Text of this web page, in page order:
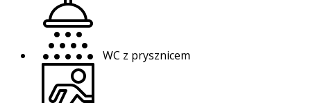
WC z prysznicem